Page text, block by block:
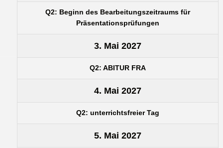
Q2: Beginn des Bearbeitungszeitraums für
Präsentationsprüfungen
3. Mai 2027
Q2: ABITUR FRA
4. Mai 2027
Q2: unterrichtsfreier Tag
5. Mai 2027